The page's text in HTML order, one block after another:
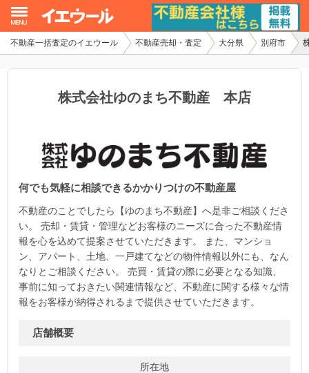
不動産一括査定のイエウール 不動産売却・査定 大分県 別府市
株式会社ゆのまち不動産 本店
何でも気軽に相談できるかかりつけの不動産屋
不動産のことでしたら【ゆのまち不動産】へ是非ご相談くださ
い。 売却・賃貸・管理などお客様のニーズに合った不動産情
報を心を込めて提案させていただきます。 また、マンショ
ン、アパート、土地、一戸建てなどの物件情報以外にも、なん
なりとご相談ください。 売買・賃貸の際に必要となる知識、
事前に知っておきたい関連情報など、不動産に関する様々な情
報をお客様が納得されるまで提供させていただきます。
店舗概要
所在地
イエウール加盟希望の不動産会社様
不動産の売却・一括査定
家査定シミュレーター
お問い合わせ